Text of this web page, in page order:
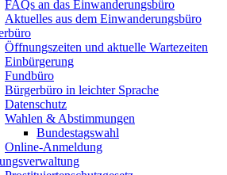
FAQs an das Einwanderungsbüro
Aktuelles aus dem Einwanderungsbüro
Öffnungszeiten und aktuelle Wartezeiten
Einbürgerung
Fundbüro
Bürgerbüro in leichter Sprache
Datenschutz
Wahlen & Abstimmungen
Bundestagswahl
Online-Anmeldung